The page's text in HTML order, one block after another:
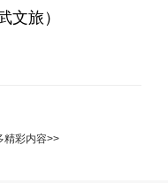
文旅）
精彩内容>>